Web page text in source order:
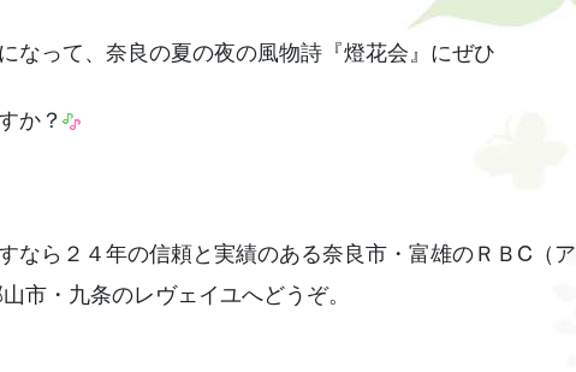
なって、奈良の夏の夜の風物詩『燈花会』にぜひ
か？
なら２４年の信頼と実績のある奈良市・富雄のＲＢC（ア
市・九条のレヴェイユへどうぞ。